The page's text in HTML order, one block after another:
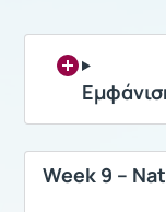
Week 9 –